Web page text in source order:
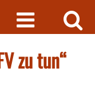
zu tun“